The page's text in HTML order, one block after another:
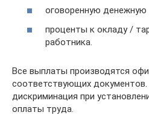
оговоренную денежную
проценты к окладу /
работника.
Все выплаты производятся
соответствующих
дискриминация при
оплаты труда.